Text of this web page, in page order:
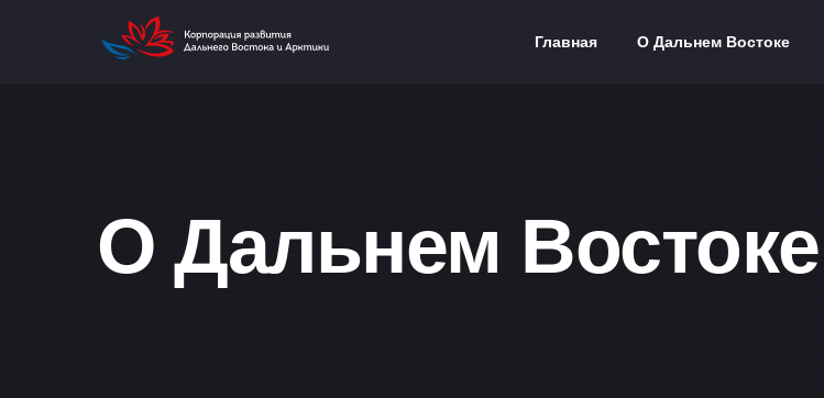
Главная О Дальнем Востоке
О Дальнем Востоке